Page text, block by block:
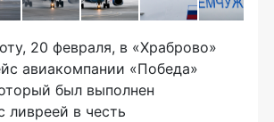
20 февраля, в «Храброво»
авиакомпании «Победа»
был выполнен
ливреей в честь